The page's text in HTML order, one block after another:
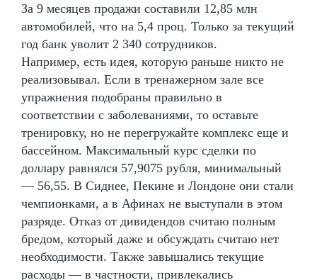
За 9 месяцев продажи составили 12,85 млн
автомобилей, что на 5,4 проц. Только за текущий
год банк уволит 2 340 сотрудников.
Например, есть идея, которую раньше никто не
реализовывал. Если в тренажерном зале все
упражнения подобраны правильно в
соответствии с заболеваниями, то оставьте
тренировку, но не перегружайте комплекс еще и
бассейном. Максимальный курс сделки по
доллару равнялся 57,9075 рубля, минимальный
— 56,55. В Сиднее, Пекине и Лондоне они стали
чемпионками, а в Афинах не выступали в этом
разряде. Отказ от дивидендов считаю полным
бредом, который даже и обсуждать считаю нет
необходимости. Также завышались текущие
расходы — в частности, привлекались